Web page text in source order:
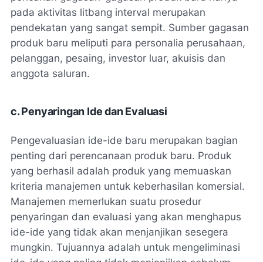
pada aktivitas litbang interval merupakan
pendekatan yang sangat sempit. Sumber gagasan
produk baru meliputi para personalia perusahaan,
pelanggan, pesaing, investor luar, akuisis dan
anggota saluran.
c. Penyaringan Ide dan Evaluasi
Pengevaluasian ide-ide baru merupakan bagian
penting dari perencanaan produk baru. Produk
yang berhasil adalah produk yang memuaskan
kriteria manajemen untuk keberhasilan komersial.
Manajemen memerlukan suatu prosedur
penyaringan dan evaluasi yang akan menghapus
ide-ide yang tidak akan menjanjikan sesegera
mungkin. Tujuannya adalah untuk mengeliminasi